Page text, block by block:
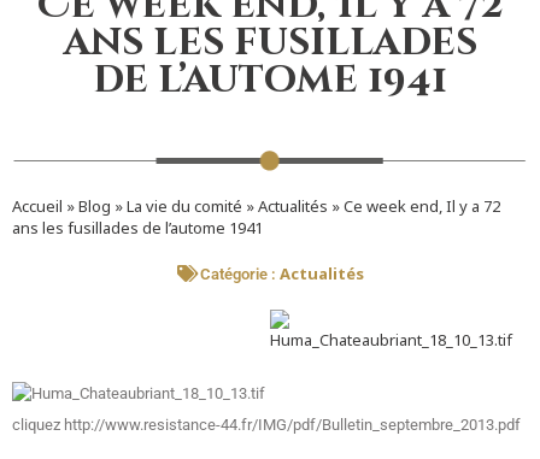
ans les fusillades
de l’autome 1941
Accueil »Blog »La vie du comité »Actualités »Ce week end, Il y a 72
ans les fusillades de l’autome 1941
Catégorie : Actualités
cliquez http://www.resistance-44.fr/IMG/pdf/Bulletin_septembre_2013.pdf